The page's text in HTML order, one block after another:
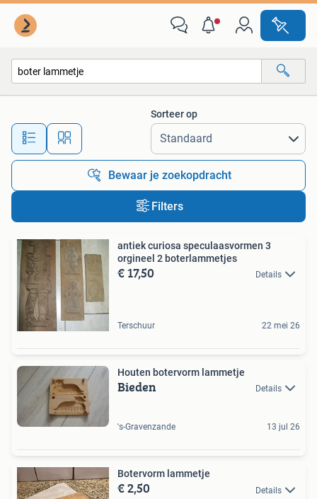
Alle afstanden…
Sorteer op
Bewaar je zoekopdracht
Filters
antiek curiosa speculaasvormen 3
orgineel 2 boterlammetjes
€ 17,50 Details
Terschuur 22 mei 26
Houten botervorm lammetje
Bieden Details
's-Gravenzande 13 jul 26
Botervorm lammetje
€ 2,50 Details